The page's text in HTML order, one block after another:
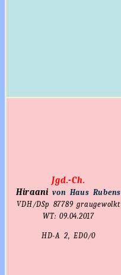
Jgd.-Ch.
Hiraani von Haus Rubens
VDH/DSp 87789 graugewolkt
WT: 09.04.2017
HD-A 2, ED0/0